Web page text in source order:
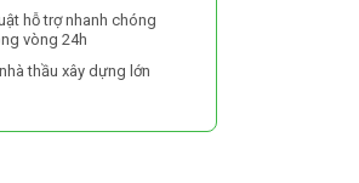
hỗ trợ nhanh chóng
vòng 24h
thầu xây dựng lớn